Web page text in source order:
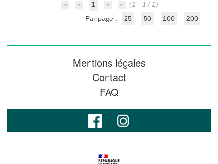
1
(1 - 1 / 1)
Par page :
25 50 100 200
Mentions légales
Contact
FAQ